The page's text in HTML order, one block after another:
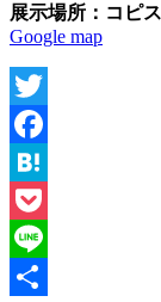
展示場所：コピ
Google map
Twitter
Facebook
Hatena
Pocket
Line